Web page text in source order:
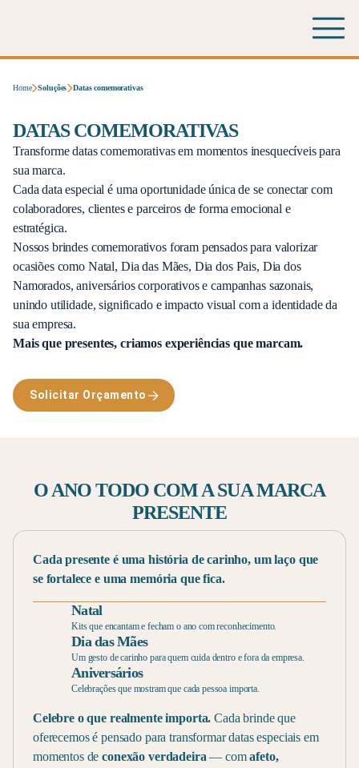
Home Soluções Datas comemorativas
DATAS COMEMORATIVAS
Transforme datas comemorativas em momentos inesquecíveis para
sua marca.
Cada data especial é uma oportunidade única de se conectar com
colaboradores, clientes e parceiros de forma emocional e
estratégica.
Nossos brindes comemorativos foram pensados para valorizar
ocasiões como Natal, Dia das Mães, Dia dos Pais, Dia dos
Namorados, aniversários corporativos e campanhas sazonais,
unindo utilidade, significado e impacto visual com a identidade da
sua empresa.
Mais que presentes, criamos experiências que marcam.
Solicitar Orçamento
O ANO TODO COM A SUA MARCA
PRESENTE
Cada presente é uma história de carinho, um laço que
se fortalece e uma memória que fica.
Natal
Kits que encantam e fecham o ano com reconhecimento.
Dia das Mães
Um gesto de carinho para quem cuida dentro e fora da empresa.
Aniversários
Celebrações que mostram que cada pessoa importa.
Celebre o que realmente importa. Cada brinde que
oferecemos é pensado para transformar datas especiais em
momentos deconexão verdadeira — comafeto,